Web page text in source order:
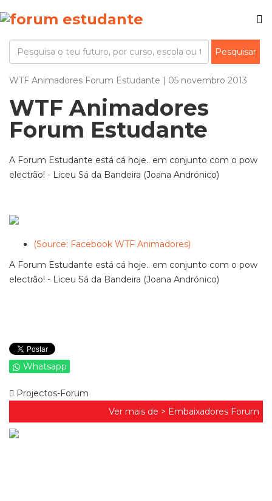
WTF Animadores Forum Estudante | 05 novembro 2013
WTF Animadores
Forum Estudante
A Forum Estudante está cá hoje.. em conjunto com o pow
electrão! - Liceu Sá da Bandeira (Joana Andrónico)
(Source: Facebook WTF Animadores)
A Forum Estudante está cá hoje.. em conjunto com o pow
electrão! - Liceu Sá da Bandeira (Joana Andrónico)
Whatsapp
Projectos-Forum
Ver mais de > Embaixadores Forum